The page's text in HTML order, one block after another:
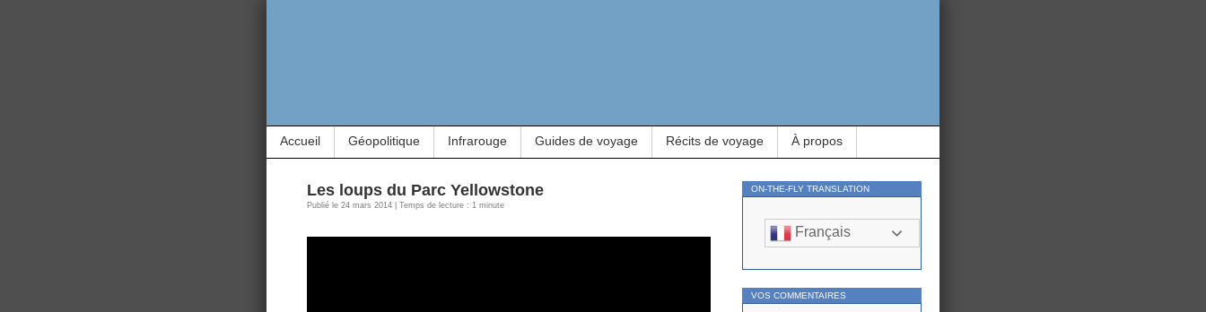
Accueil Géopolitique Infrarouge Guides de voyage Récits de voyage À propos
Les loups du Parc Yellowstone
Publié le 24 mars 2014 | Temps de lecture : 1 minute
ON-THE-FLY TRANSLATION
Français
VOS COMMENTAIRES